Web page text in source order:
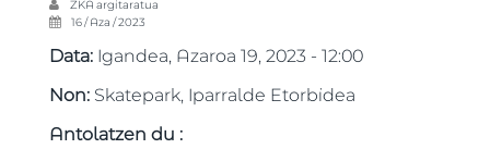
ZKA argitaratua
16 / Aza / 2023
Data: Igandea, Azaroa 19, 2023 - 12:00
Non: Skatepark, Iparralde Etorbidea
Antolatzen du :